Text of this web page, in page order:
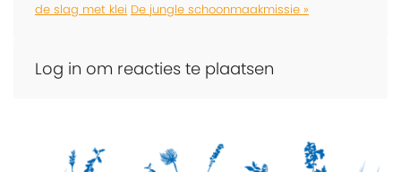
de slag met klei De jungle schoonmaakmissie »
Log in om reacties te plaatsen